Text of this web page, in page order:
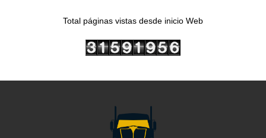
Total páginas vistas desde inicio Web